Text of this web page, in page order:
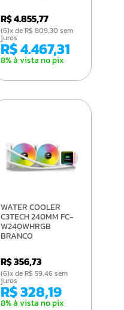
BX8071514900F
R$ 4.855,77
R$ 4.467,31
8% à vista no pix
(6)x de R$ 809,30 sem
juros
WATER COOLER
C3TECH 240MM FC-
W240WHRGB
BRANCO
R$ 356,73
R$ 328,19
8% à vista no pix
(6)x de R$ 59,46 sem
juros